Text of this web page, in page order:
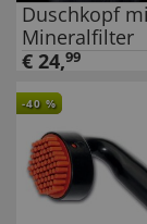
Duschkopf
Mineralfilter
€ 24,99
-40 %